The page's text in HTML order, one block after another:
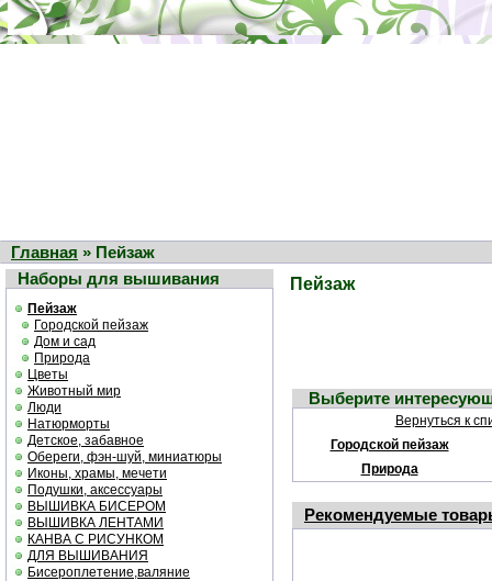
Главная » Пейзаж
Наборы для вышивания
Пейзаж
Городской пейзаж
Дом и сад
Природа
Цветы
Животный мир
Люди
Натюрморты
Детское, забавное
Обереги, фэн-шуй, миниатюры
Иконы, храмы, мечети
Подушки, аксессуары
ВЫШИВКА БИСЕРОМ
ВЫШИВКА ЛЕНТАМИ
КАНВА С РИСУНКОМ
ДЛЯ ВЫШИВАНИЯ
Бисероплетение,валяние
Пейзаж
Выберите
Вернуться к
Городской пейзаж
Природа
Рекомендуемые